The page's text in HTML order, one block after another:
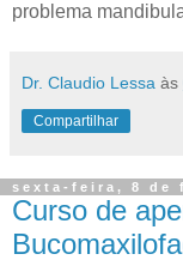
problema
Dr. Claudio Lessa às
Compartilhar
sexta-feira, 8 de
Curso de